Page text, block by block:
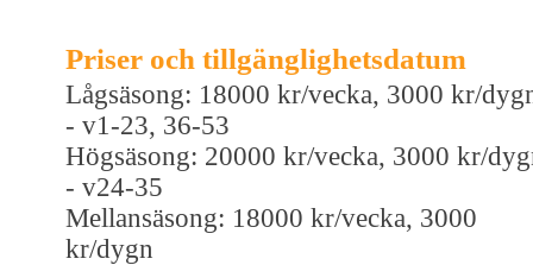
Priser och tillgänglighetsdatum
Lågsäsong: 18000 kr/vecka, 3000 kr/
- v1-23, 36-53
Högsäsong: 20000 kr/vecka, 3000 kr/
- v24-35
Mellansäsong: 18000 kr/vecka, 3000
kr/dygn